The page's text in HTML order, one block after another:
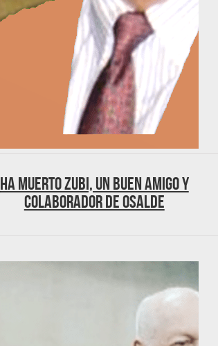
Ha muerto Zubi, un buen amigo y
colaborador de Osalde